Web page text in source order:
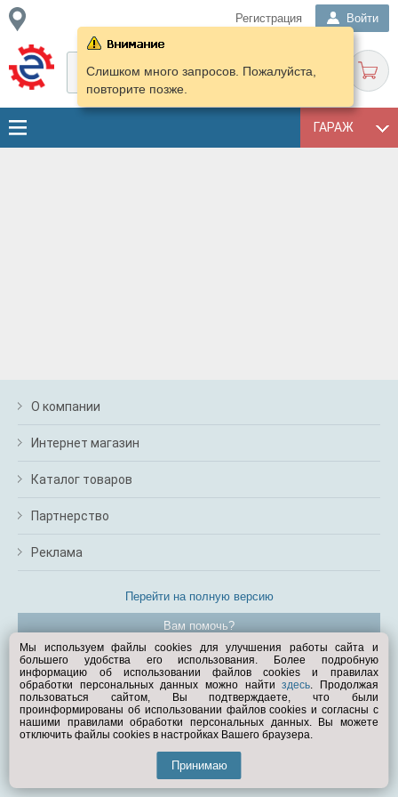
Регистрация Войти
ГАРАЖ
Слишком много запросов. Пожалуйста,
повторите позже.
О компании
Интернет магазин
Каталог товаров
Партнерство
Реклама
Перейти на полную версию
Вам помочь?
© Exist.ru 1998—2026
Мы используем файлы cookies для улучшения работы сайта и
большего удобства его использования. Более подробную
информацию об использовании файлов cookies и правилах
обработки персональных данных можно найтиздесь. Продолжая
пользоваться сайтом, Вы подтверждаете, что были
проинформированы об использовании файлов cookies и согласны с
нашими правилами обработки персональных данных. Вы можете
отключить файлы cookies в настройках Вашего браузера.
Принимаю